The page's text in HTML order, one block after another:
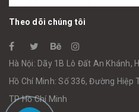
Theo dõi chúng tôi
Hà Nội: Dãy 1B Lô Đất An Khánh,
Hồ Chí Minh: Số 336, Đường Hiệp
TP Hồ Chí Minh